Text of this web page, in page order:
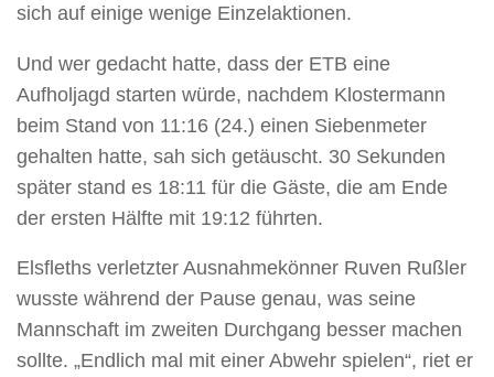
sich auf einige wenige Einzelaktionen.
Und wer gedacht hatte, dass der ETB eine
Aufholjagd starten würde, nachdem Klostermann
beim Stand von 11:16 (24.) einen Siebenmeter
gehalten hatte, sah sich getäuscht. 30 Sekunden
später stand es 18:11 für die Gäste, die am Ende
der ersten Hälfte mit 19:12 führten.
Elsfleths verletzter Ausnahmekönner Ruven Rußler
wusste während der Pause genau, was seine
Mannschaft im zweiten Durchgang besser machen
sollte. „Endlich mal mit einer Abwehr spielen“, riet er